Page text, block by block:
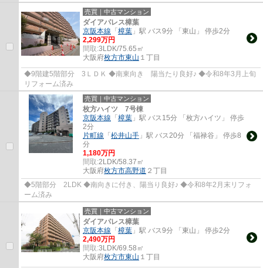
売買｜中古マンション
ダイアパレス樟葉
京阪本線 「樟葉 」駅 バス9分 「東山」 停歩2分
2,299万円
間取:3LDK/75.65㎡
大阪府枚方市東山 １丁目
◆9階建5階部分 3ＬＤＫ ◆南東向き 陽当たり良好♪ ◆令和8年3月上旬
リフォーム済み
売買｜中古マンション
枚方ハイツ 7号棟
京阪本線 「樟葉 」駅 バス15分 「枚方ハイツ」 停歩
2分
片町線 「松井山手 」駅 バス20分 「福禄谷」 停歩8
分
1,180万円
間取:2LDK/58.37㎡
大阪府枚方市高野道 ２丁目
◆5階部分 2LDK ◆南向きに付き、陽当り良好♪ ◆令和8年2月末リフォ
ーム済み
売買｜中古マンション
ダイアパレス樟葉
京阪本線 「樟葉 」駅 バス9分 「東山」 停歩2分
2,490万円
間取:3LDK/69.58㎡
大阪府枚方市東山 １丁目